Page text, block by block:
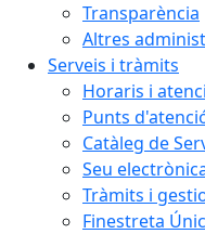
Transparència
Altres
Serveis i tràmits
Horaris i
Punts
Catàleg de
Seu
Tràmits i
Finestreta